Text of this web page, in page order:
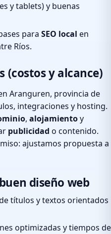
y tablets) y buenas
para SEO local en
Ríos.
(costos y alcance)
Aranguren, provincia de
integraciones y hosting.
, alojamientoy
publicidad o contenido.
ajustamos propuesta a
diseño web
títulos y textos orientados
optimizadas y tiempos de